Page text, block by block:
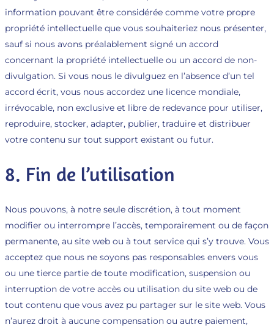
information pouvant être considérée comme votre propre
propriété intellectuelle que vous souhaiteriez nous présenter,
sauf si nous avons préalablement signé un accord
concernant la propriété intellectuelle ou un accord de non-
divulgation. Si vous nous le divulguez en l’absence d’un tel
accord écrit, vous nous accordez une licence mondiale,
irrévocable, non exclusive et libre de redevance pour utiliser,
reproduire, stocker, adapter, publier, traduire et distribuer
votre contenu sur tout support existant ou futur.
8. Fin de l’utilisation
Nous pouvons, à notre seule discrétion, à tout moment
modifier ou interrompre l’accès, temporairement ou de façon
permanente, au site web ou à tout service qui s’y trouve. Vous
acceptez que nous ne soyons pas responsables envers vous
ou une tierce partie de toute modification, suspension ou
interruption de votre accès ou utilisation du site web ou de
tout contenu que vous avez pu partager sur le site web. Vous
n’aurez droit à aucune compensation ou autre paiement,